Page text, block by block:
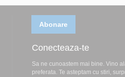
Abonare
Conecteaza-te
Sa ne cunoastem mai bine. Vino
preferata. Te asteptam cu stiri,